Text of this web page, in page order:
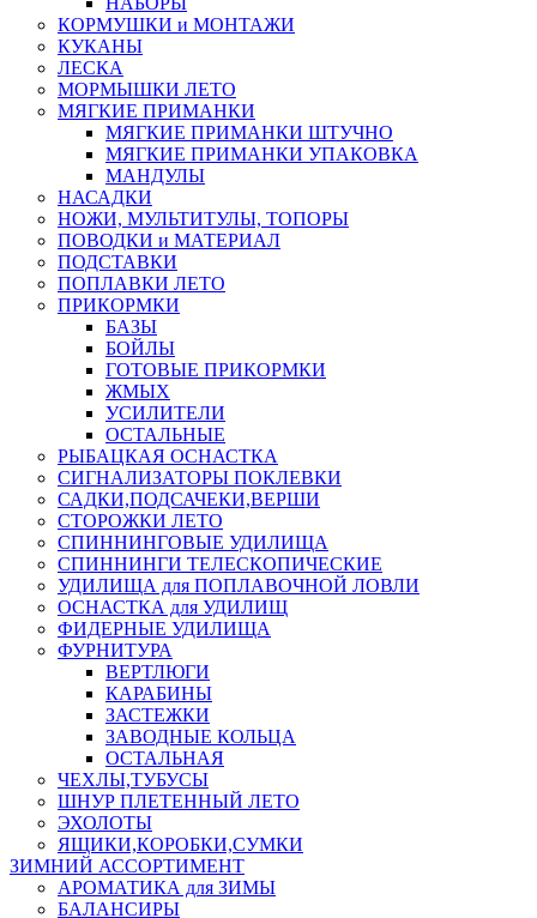
КОРМУШКИ и МОНТАЖИ
КУКАНЫ
ЛЕСКА
МОРМЫШКИ ЛЕТО
МЯГКИЕ ПРИМАНКИ
МЯГКИЕ ПРИМАНКИ ШТУЧНО
МЯГКИЕ ПРИМАНКИ УПАКОВКА
МАНДУЛЫ
НАСАДКИ
НОЖИ, МУЛЬТИТУЛЫ, ТОПОРЫ
ПОВОДКИ и МАТЕРИАЛ
ПОДСТАВКИ
ПОПЛАВКИ ЛЕТО
ПРИКОРМКИ
БАЗЫ
БОЙЛЫ
ГОТОВЫЕ ПРИКОРМКИ
ЖМЫХ
УСИЛИТЕЛИ
ОСТАЛЬНЫЕ
РЫБАЦКАЯ ОСНАСТКА
СИГНАЛИЗАТОРЫ ПОКЛЕВКИ
САДКИ,ПОДСАЧЕКИ,ВЕРШИ
СТОРОЖКИ ЛЕТО
СПИННИНГОВЫЕ УДИЛИЩА
СПИННИНГИ ТЕЛЕСКОПИЧЕСКИЕ
УДИЛИЩА для ПОПЛАВОЧНОЙ ЛОВЛИ
ОСНАСТКА для УДИЛИЩ
ФИДЕРНЫЕ УДИЛИЩА
ФУРНИТУРА
ВЕРТЛЮГИ
КАРАБИНЫ
ЗАСТЕЖКИ
ЗАВОДНЫЕ КОЛЬЦА
ОСТАЛЬНАЯ
ЧЕХЛЫ,ТУБУСЫ
ШНУР ПЛЕТЕННЫЙ ЛЕТО
ЭХОЛОТЫ
ЯЩИКИ,КОРОБКИ,СУМКИ
ЗИМНИЙ АССОРТИМЕНТ
АРОМАТИКА для ЗИМЫ
БАЛАНСИРЫ